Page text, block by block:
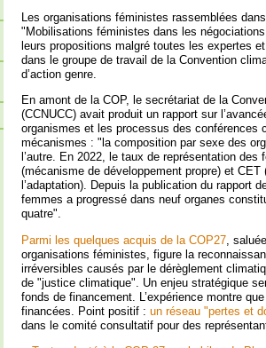
Les organisations féministes rassemblées
"Mobilisations féministes dans les
leurs propositions malgré toutes les expertes
dans le groupe de travail de la Convention
d’action genre.
En amont de la COP, le secrétariat de la
(CCNUCC) avait produit un rapport sur
organismes et les processus des conférences
mécanismes : "la composition par sexe des
l’autre. En 2022, le taux de représentation
(mécanisme de développement propre) et
l’adaptation). Depuis la publication du rapport
femmes a progressé dans neuf organes
quatre".
Parmi les quelques acquis de la COP27 ,
organisations féministes, figure la
irréversibles causés par le dérèglement
de "justice climatique". Un enjeu stratégique
fonds de financement. L’expérience montre
financées. Point positif : un réseau "pertes et
dans le comité consultatif pour des